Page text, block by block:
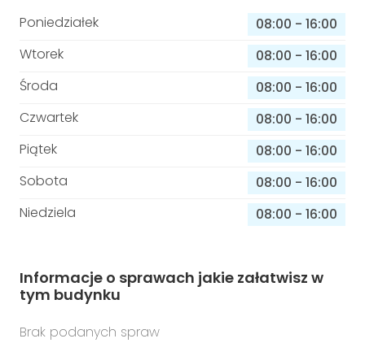
Poniedziałek 08:00 - 16:00
Wtorek
08:00 - 16:00
Środa
08:00 - 16:00
Czwartek
08:00 - 16:00
Piątek
08:00 - 16:00
Sobota
08:00 - 16:00
Niedziela
08:00 - 16:00
Informacje o sprawach jakie załatwisz w
tym budynku
Brak podanych spraw